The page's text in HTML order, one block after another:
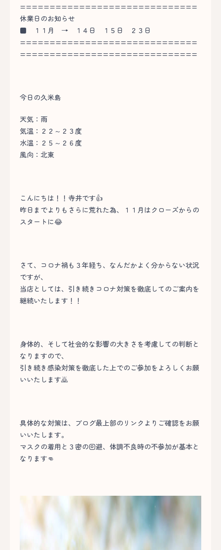
==============================
休業日のお知らせ
■ １１月 → １４日 １５日 ２３日
==============================
==============================
今日の久米島
天気：雨
気温：２２～２３度
水温：２５～２６度
風向：北東
こんにちは！！寺井です👍
昨日までよりもさらに荒れた為、１１月はクローズからの
スタートに😂
さて、コロナ禍も３年経ち、なんだかよく分からない状況
ですが、
当店としては、引き続きコロナ対策を徹底してのご案内を
継続いたします！！
身体的、そして社会的な影響の大きさを考慮しての判断と
なりますので、
引き続き感染対策を徹底した上でのご参加をよろしくお願
いいたします🙇
具体的な対策は、ブログ最上部のリンクよりご確認をお願
いいたします。
マスクの着用と３密の回避、体調不良時の不参加が基本と
なります👊